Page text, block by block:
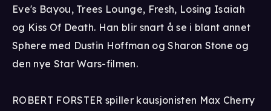
Eve's Bayou, Trees Lounge, Fresh, Losing Isaiah
og Kiss Of Death. Han blir snart å se i blant annet
Sphere med Dustin Hoffman og Sharon Stone og
den nye Star Wars-filmen.
ROBERT FORSTER spiller kausjonisten Max Cherry